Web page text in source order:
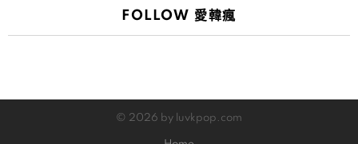
FOLLOW 愛韓瘋
© 2026 by luvkpop.com